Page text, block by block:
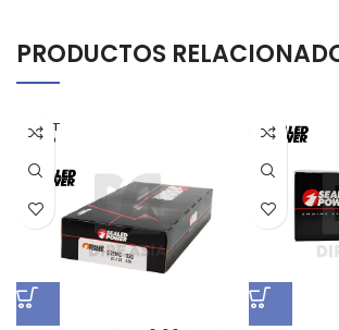
PRODUCTOS
AGOT
ADO